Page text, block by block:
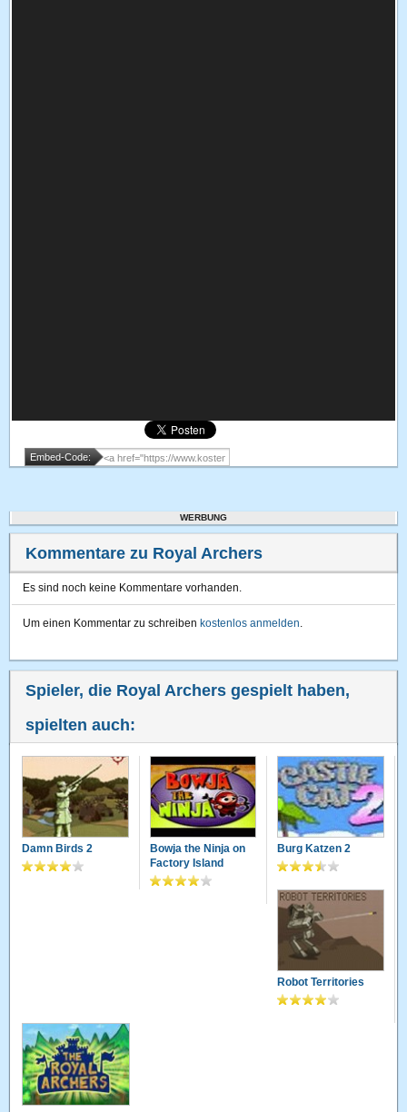
Embed-Code:
WERBUNG
Kommentare zu Royal Archers
Es sind noch keine Kommentare vorhanden.
Um einen Kommentar zu schreiben kostenlos anmelden.
Spieler, die Royal Archers gespielt haben,
spielten auch:
Damn Birds 2
Bowja the Ninja on
Factory Island
Burg Katzen 2
Robot Territories